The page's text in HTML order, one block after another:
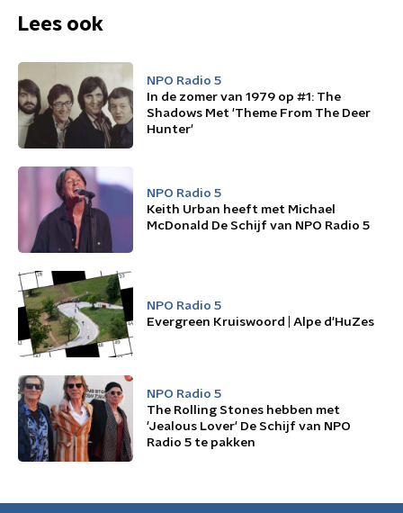
Lees ook
NPO Radio 5
In de zomer van 1979 op #1: The
Shadows Met 'Theme From The Deer
Hunter'
NPO Radio 5
Keith Urban heeft met Michael
McDonald De Schijf van NPO Radio 5
NPO Radio 5
Evergreen Kruiswoord | Alpe d'HuZes
NPO Radio 5
The Rolling Stones hebben met
'Jealous Lover' De Schijf van NPO
Radio 5 te pakken